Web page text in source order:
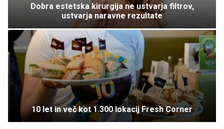
Dobra estetska kirurgija ne ustvarja filtrov,
ustvarja naravne rezultate
10 let in več kot 1.300 lokacij Fresh Corner